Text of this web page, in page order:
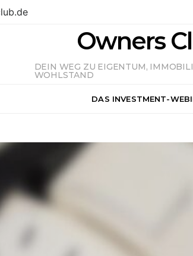
Owners
DEIN WEG ZU EIGENTUM,
WOHLSTAND
DAS INVESTMENT-